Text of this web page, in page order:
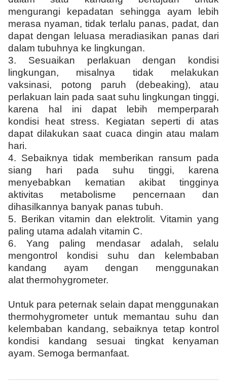
mengurangi kepadatan sehingga ayam lebih
merasa nyaman, tidak terlalu panas, padat, dan
dapat dengan leluasa meradiasikan panas dari
dalam tubuhnya ke lingkungan.
3. Sesuaikan perlakuan dengan kondisi
lingkungan, misalnya tidak melakukan
vaksinasi, potong paruh (debeaking), atau
perlakuan lain pada saat suhu lingkungan tinggi,
karena hal ini dapat lebih memperparah
kondisi heat stress. Kegiatan seperti di atas
dapat dilakukan saat cuaca dingin atau malam
hari.
4. Sebaiknya tidak memberikan ransum pada
siang hari pada suhu tinggi, karena
menyebabkan kematian akibat tingginya
aktivitas metabolisme pencernaan dan
dihasilkannya banyak panas tubuh.
5. Berikan vitamin dan elektrolit. Vitamin yang
paling utama adalah vitamin C.
6. Yang paling mendasar adalah, selalu
mengontrol kondisi suhu dan kelembaban
kandang ayam dengan menggunakan
alat thermohygrometer.
Untuk para peternak selain dapat menggunakan
thermohygrometer untuk memantau suhu dan
kelembaban kandang, sebaiknya tetap kontrol
kondisi kandang sesuai tingkat kenyaman
ayam. Semoga bermanfaat.